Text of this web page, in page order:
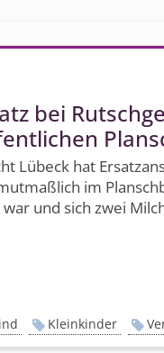
bei
Lübeck hat
im
und sich zwei
Kleinkinder